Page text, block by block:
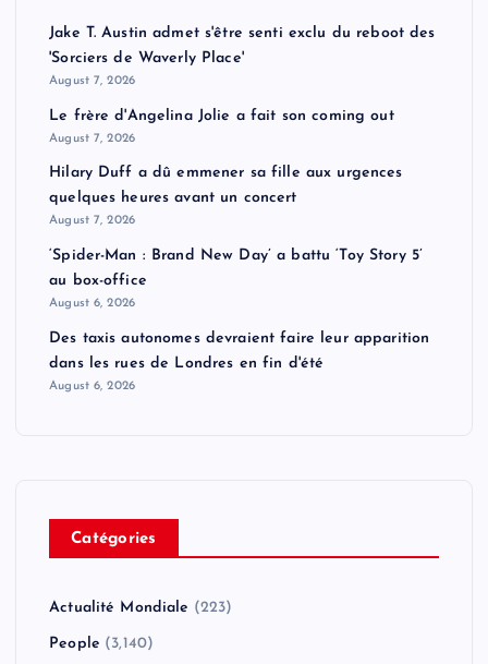
Jake T. Austin admet s'être senti exclu du reboot des
'Sorciers de Waverly Place'
August 7, 2026
Le frère d'Angelina Jolie a fait son coming out
August 7, 2026
Hilary Duff a dû emmener sa fille aux urgences
quelques heures avant un concert
August 7, 2026
‘Spider-Man : Brand New Day’ a battu ‘Toy Story 5’
au box-office
August 6, 2026
Des taxis autonomes devraient faire leur apparition
dans les rues de Londres en fin d'été
August 6, 2026
Catégories
Actualité Mondiale (223)
People (3,140)